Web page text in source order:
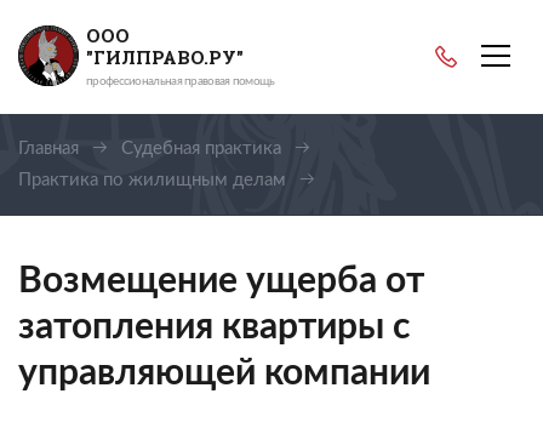
ООО
"ГИЛПРАВО.РУ"
профессиональная правовая помощь
Главная
Судебная практика
Практика по жилищным делам
Возмещение ущерба от затопления квартиры с
Возмещение ущерба от
затопления квартиры с
управляющей компании